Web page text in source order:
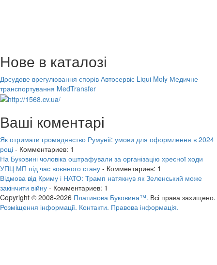
Нове в каталозі
Досудове врегулювання спорів Автосервіс Liqui Moly Медичне
транспортування MedTransfer
Ваші коментарі
Як отримати громадянство Румунії: умови для оформлення в 2024
році - Комментариев: 1
На Буковині чоловіка оштрафували за організацію хресної ходи
УПЦ МП під час воєнного стану - Комментариев: 1
Відмова від Криму і НАТО: Трамп натякнув як Зеленський може
закінчити війну - Комментариев: 1
Copyright © 2008-2026 Платинова Буковина™. Всі права захищено.
Розміщення інформації. Контакти. Правова інформація.